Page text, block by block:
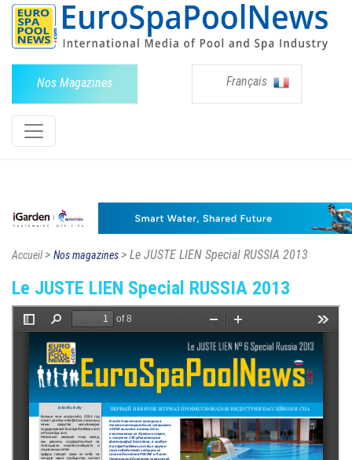
Nos Magazines Français
Accueil> Nos magazines> Le JUSTE LIEN Special RUSSIA 2013
Le JUSTE LIEN Special RUSSIA 2013